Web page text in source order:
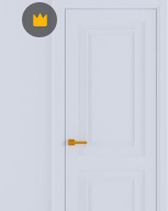
Premium